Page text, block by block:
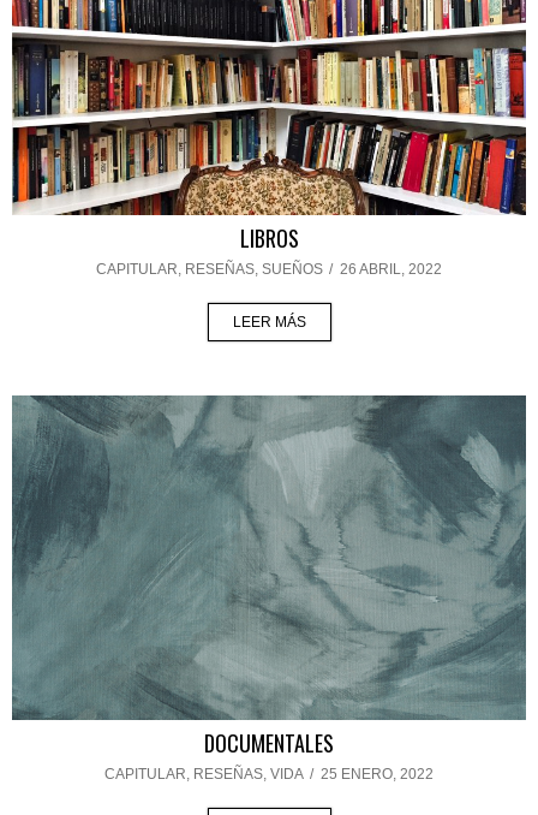
LIBROS
CAPITULAR, RESEÑAS, SUEÑOS / 26 ABRIL, 2022
LEER MÁS
DOCUMENTALES
CAPITULAR, RESEÑAS, VIDA / 25 ENERO, 2022